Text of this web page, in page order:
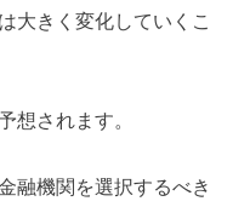
大きく変化していくこ
想されます。
融機関を選択するべき